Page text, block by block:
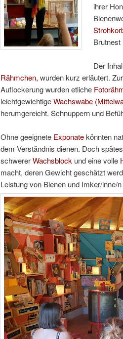
ihrer
Der
Rähmchen, wurden kurz erläutert.
Auflockerung wurden etliche
leichtgewichtigeWachswabe
herumgereicht. Schnuppern und
Ohne geeignete Exponatekönnten
dem Verständnis dienen. Doch
schwererWachsblock und eine volle
macht, deren Gewicht geschätzt
Leistung von Bienen und Imker/inne/